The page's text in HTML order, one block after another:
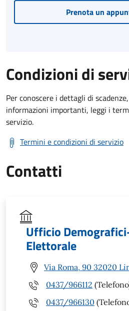
Prenota un
Condizioni di
Per conoscere i dettagli di
informazioni importanti, leggi i
servizio.
Termini e condizioni di servizio
Contatti
Ufficio
Elettorale
Via Roma, 90 32020
0437/966112
0437/966130